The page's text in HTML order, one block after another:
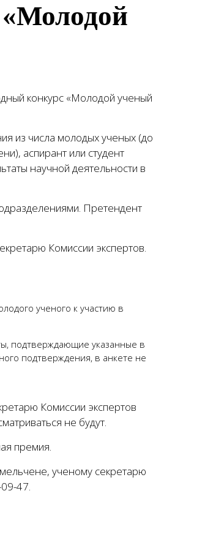
конкурс «Молодой ученый
из числа молодых ученых (до
аспирант или студент
научной деятельности в
Претендент
Комиссии экспертов.
ученого к участию в
подтверждающие указанные в
подтверждения, в анкете не
Комиссии экспертов
не будут.
премия.
ученому секретарю
47.